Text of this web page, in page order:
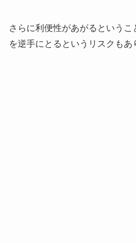
さらに利便性があがるという
を逆手にとるというリスクもあ